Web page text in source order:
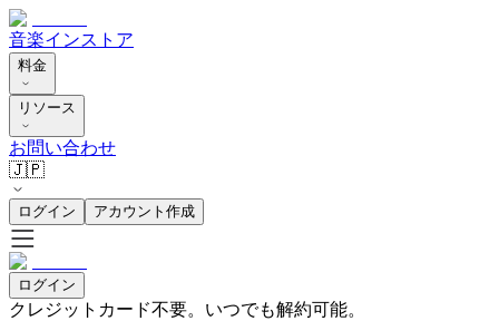
音楽インストア
料金
リソース
お問い合わせ
🇯🇵
ログイン アカウント作成
ログイン
クレジットカード不要。いつでも解約可能。